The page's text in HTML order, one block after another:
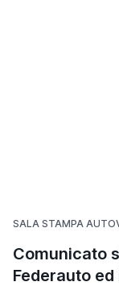
SALA STAMPA
Comunicato
Federauto